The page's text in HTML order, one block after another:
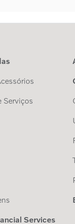
Serviços
Services